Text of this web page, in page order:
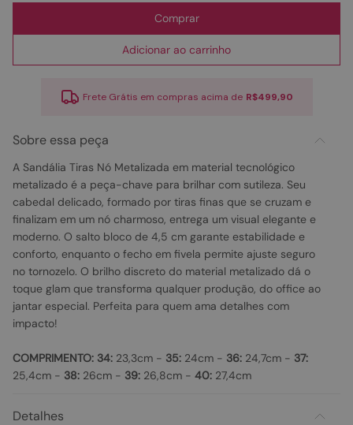
Comprar
Adicionar ao carrinho
Frete Grátis em compras acima de R$499,90
Sobre essa peça
A Sandália Tiras Nó Metalizada em material tecnológico
metalizado é a peça-chave para brilhar com sutileza. Seu
cabedal delicado, formado por tiras finas que se cruzam e
finalizam em um nó charmoso, entrega um visual elegante e
moderno. O salto bloco de 4,5 cm garante estabilidade e
conforto, enquanto o fecho em fivela permite ajuste seguro
no tornozelo. O brilho discreto do material metalizado dá o
toque glam que transforma qualquer produção, do office ao
jantar especial. Perfeita para quem ama detalhes com
impacto!
COMPRIMENTO: 34: 23,3cm - 35: 24cm - 36: 24,7cm - 37:
25,4cm - 38: 26cm - 39: 26,8cm - 40: 27,4cm
Detalhes